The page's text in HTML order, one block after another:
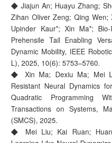
◆ Jiajun An; Huayu Zhang;
Zihan Oliver Zeng; Qing Wen;
Upinder Kaur*; Xin Ma*; Bio-
Prehensile Tail Enabling
Dynamic Mobility, IEEE
L), 2025, 10(6): 5753–5760.
◆ Xin Ma; Dexiu Ma; Mei
Resistant Neural Dynamics
Quadratic Programming
Transactions on Systems,
(SMCS), 2025.
◆ Mei Liu; Kai Ruan;